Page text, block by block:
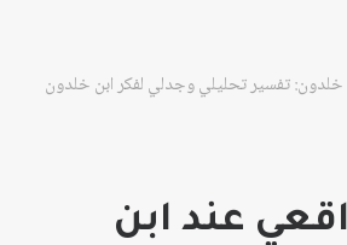
خلدون: تفسير تحليلي وجدلي لفكر ابن خلدون
عند ابن